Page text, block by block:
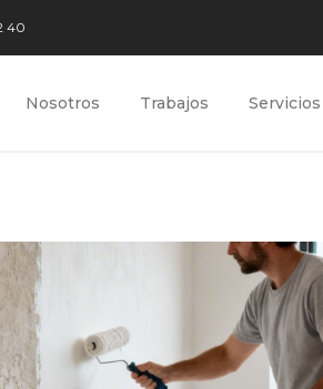
40
Nosotros Trabajos Servicios